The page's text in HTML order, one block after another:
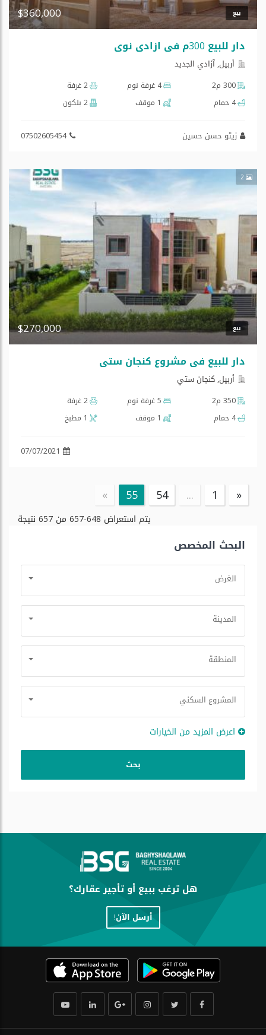
بيع $360,000
دار للبیع 300م في ازادي نوي
أربيل, آزادي الجديد
300 م2 4 غرفة نوم
2 غرفة
4 حمام
1 موقف 2 بلكون
زیتو حسن حسین 07502605454
2
بيع $270,000
دار للبیع فی مشروع كنجان ستي
أربيل, كنجان ستي
350 م2 5 غرفة نوم
2 غرفة
4 حمام
1 موقف 1 مطبخ
07/07/2021
«
1
...
54
55
»
يتم استعراض 648-657 من 657 نتيجة
البحث المخصص
الغرض
المدينة
المنطقة
المشروع السكني
اعرض المزيد من الخيارات
هل ترغب ببيع أو تأجير عقارك؟
أرسل الآن!